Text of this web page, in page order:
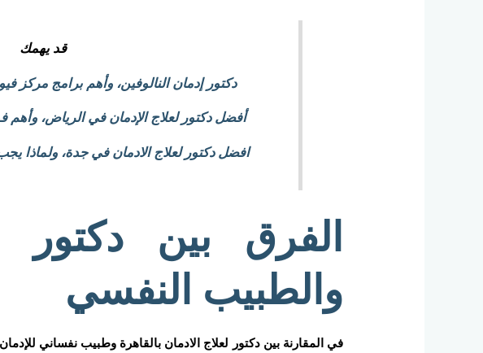
قد يهمك
دكتور إدمان النالوفين، وأهم برامج مركز
أفضل دكتور لعلاج الإدمان في الرياض، وأهم
افضل دكتور لعلاج الادمان في جدة، ولماذا
الفرق بين دكتور
والطبيب النفسي
في المقارنة بين دكتور لعلاج الادمان بالقاهرة وطبيب نفساني